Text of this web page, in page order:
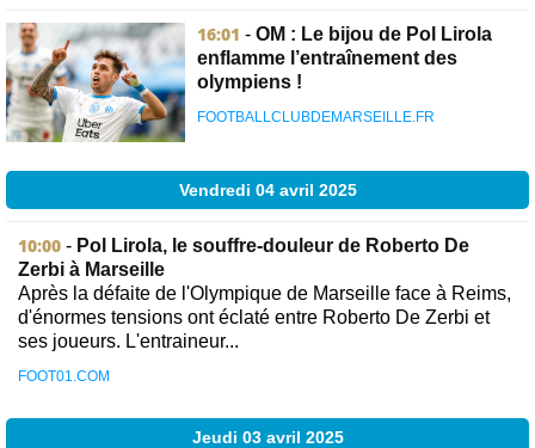
16:01 - OM : Le bijou de Pol Lirola
enflamme l’entraînement des
olympiens !
FOOTBALLCLUBDEMARSEILLE.FR
Vendredi 04 avril 2025
10:00 - Pol Lirola, le souffre-douleur de Roberto De
Zerbi à Marseille
Après la défaite de l'Olympique de Marseille face à Reims,
d'énormes tensions ont éclaté entre Roberto De Zerbi et
ses joueurs. L'entraineur...
FOOT01.COM
Jeudi 03 avril 2025